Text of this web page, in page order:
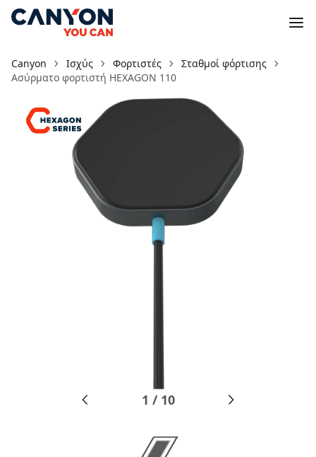
Canyon Ισχύς Φορτιστές
Σταθμοί φόρτισης
Ασύρματο φορτιστή HEXAGON 110
1 / 10